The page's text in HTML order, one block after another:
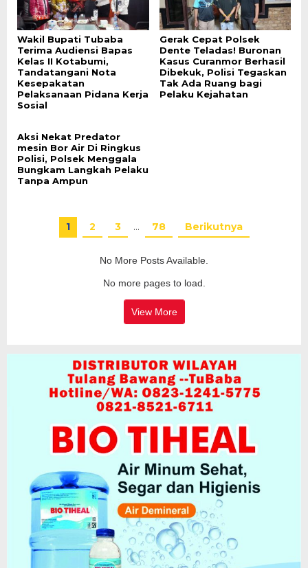
Wakil Bupati Tubaba
Terima Audiensi Bapas
Kelas II Kotabumi,
Tandatangani Nota
Kesepakatan
Pelaksanaan Pidana Kerja
Sosial
Gerak Cepat Polsek
Dente Teladas! Buronan
Kasus Curanmor Berhasil
Dibekuk, Polisi Tegaskan
Tak Ada Ruang bagi
Pelaku Kejahatan
Aksi Nekat Predator
mesin Bor Air Di Ringkus
Polisi, Polsek Menggala
Bungkam Langkah Pelaku
Tanpa Ampun
1 2 3 … 78 Berikutnya
No More Posts Available.
No more pages to load.
View More